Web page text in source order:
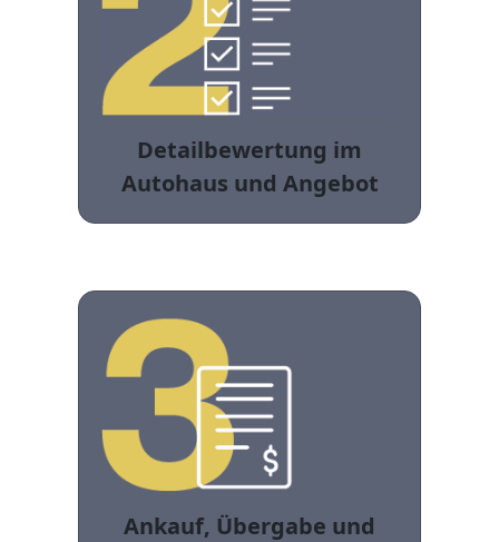
Detailbewertung im
Autohaus und Angebot
Ankauf, Übergabe und